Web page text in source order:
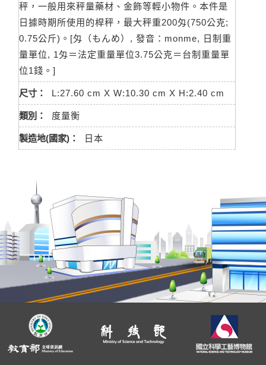
秤，一般用來秤量藥材、金飾等輕小物件。本件是
日據時期所使用的桿秤，最大秤重200匁(750公克;
0.75公斤)。[匁（もんめ）, 發音：monme, 日制重
量單位, 1匁＝法定重量單位3.75公克＝台制重量單
位1錢。]
尺寸： L:27.60 cm X W:10.30 cm X H:2.40 cm
類別： 度量衡
製造地(國家)： 日本